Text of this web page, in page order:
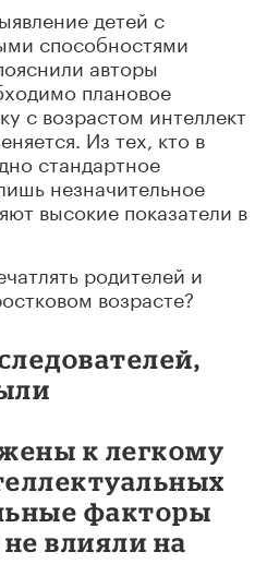
детей с
способностями
авторы
плановое
с возрастом интеллект
Из тех, кто в
стандартное
незначительное
высокие показатели в
родителей и
возрасте?
к легкому
факторы
влияли на